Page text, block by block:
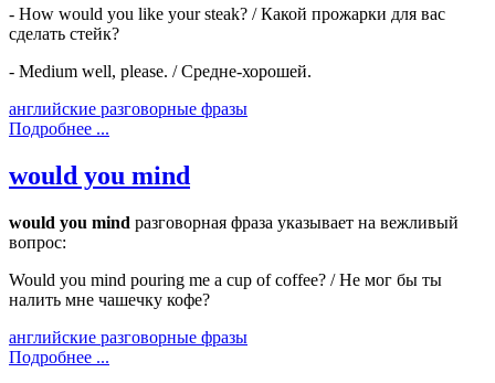
- How would you like your steak? / Какой прожарки для вас
сделать стейк?
- Medium well, please. / Средне-хорошей.
английские разговорные фразы
Подробнее ...
would you mind
would you mind разговорная фраза указывает на вежливый
вопрос:
Would you mind pouring me a cup of coffee? / Не мог бы ты
налить мне чашечку кофе?
английские разговорные фразы
Подробнее ...